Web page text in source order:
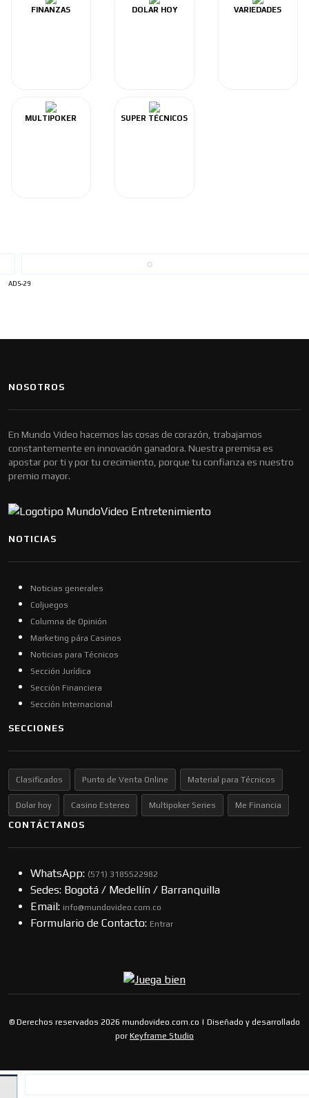
FINANZAS DOLAR HOY VARIEDADES
MULTIPOKER SUPER TÉCNICOS
ADS-29
NOSOTROS
En Mundo Video hacemos las cosas de corazón, trabajamos
constantemente en innovación ganadora. Nuestra premisa es
apostar por ti y por tu crecimiento, porque tu confianza es nuestro
premio mayor.
NOTICIAS
Noticias generales
Coljuegos
Columna de Opinión
Marketing pára Casinos
Noticias para Técnicos
Sección Jurídica
Sección Financiera
Sección Internacional
SECCIONES
Clasificados Punto de Venta Online Material para Técnicos
Dolar hoy Casino Estereo Multipoker Series Me Financia
CONTÁCTANOS
WhatsApp: (57​​1) 3185522982
Sedes: Bogotá / Medellín / Barranquilla
Email: info@mundovideo.com.co
Formulario de Contacto: Entrar
© Derechos reservados 2026 mundovideo.com.co | Diseñado y desarrollado
por Keyframe Studio